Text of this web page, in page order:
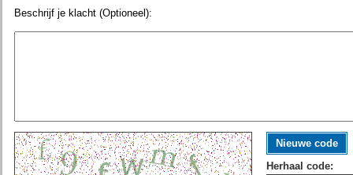
Beschrijf je klacht (Optioneel):
Nieuwe code
Herhaal code: